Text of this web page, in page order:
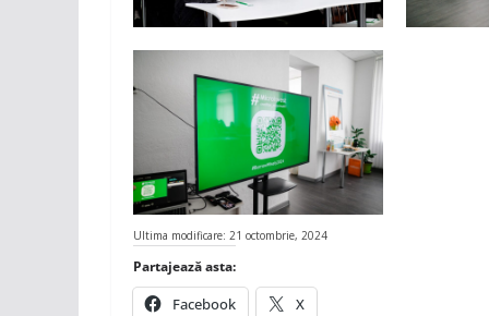
Ultima modificare: 21 octombrie, 2024
Partajează asta:
Facebook X